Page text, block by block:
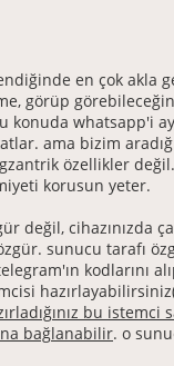
en çok akla
görüp
konuda whatsapp'i
ama bizim
özellikler
korusun yeter.
değil, cihazınızda
sunucu tarafı
kodlarını
bu istemci
bağlanabilir. o